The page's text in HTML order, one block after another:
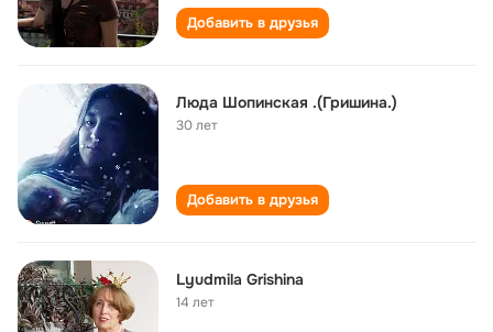
Добавить в друзья
Люда Шопинская .(Гришина.)
30 лет
Добавить в друзья
Lyudmila Grishina
14 лет